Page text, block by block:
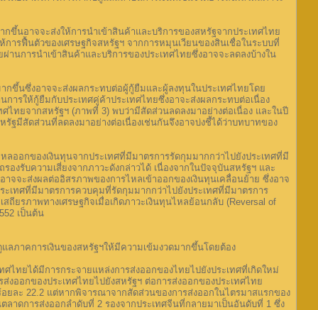
ขึ้นอาจจะส่งให้การนำเข้าสินค้าและบริการของสหรัฐจากประเทศไทย
การฟื้นตัวของเศรษฐกิจสหรัฐฯ จากการหมุนเวียนของสินเชื่อในระบบที่
นการนำเข้าสินค้าและบริการของประเทศไทยซึ่งอาจจะลดลงบ้างใน
กขึ้นซึ่งอาจจะส่งผลกระทบต่อผู้กู้ยืมและผู้ลงทุนในประเทศไทยโดย
ารให้กู้ยืมกับประเทศคู่ค้าประเทศไทยซึ่งอาจะส่งผลกระทบต่อเนื่อง
ไทยจากสหรัฐฯ (ภาพที่ 3) พบว่ามีสัดส่วนลดลงมาอย่างต่อเนื่อง และในปี
ฐมีสัดส่วนที่ลดลงมาอย่างต่อเนื่องเช่นกันจึงอาจบ่งชี้ได้ว่าบทบาทของ
ออกของเงินทุนจากประเทศที่มีมาตรการรัดกุมมากกว่าไปยังประเทศที่มี
งรับความเสี่ยงจากภาวะดังกล่าวได้ เนื่องจากในปัจจุบันสหรัฐฯ และ
จจะส่งผลต่ออิสรภาพของการไหลเข้าออกของเงินทุนเคลื่อนย้าย ซึ่งอาจ
เทศที่มีมาตรการควบคุมที่รัดกุมมากกว่าไปยังประเทศที่มีมาตรการ
ยรภาพทางเศรษฐกิจเมื่อเกิดภาวะเงินทุนไหลย้อนกลับ (Reversal of
เป็นต้น
ภาคการเงินของสหรัฐฯให้มีความเข้มงวดมากขึ้นโดยต้อง
ไทยได้มีการกระจายแหล่งการส่งออกของไทยไปยังประเทศที่เกิดใหม่
ออกของประเทศไทยไปยังสหรัฐฯ ต่อการส่งออกของประเทศไทย
ละ 22.2 แต่หากพิจารณาจากสัดส่วนของการส่งออกในไตรมาสแรกของ
าดการส่งออกลำดับที่ 2 รองจากประเทศจีนที่กลายมาเป็นอันดับที่ 1 ซึ่ง